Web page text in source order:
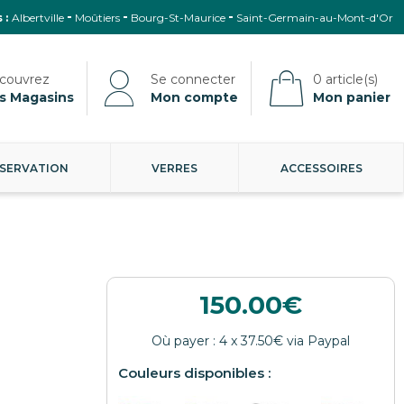
: Albertville Moûtiers Bourg-St-Maurice Saint-Germain-au-Mont-d'Or
Magasins Mon compte Mon panier
VERRES ACCESSOIRES
150.00